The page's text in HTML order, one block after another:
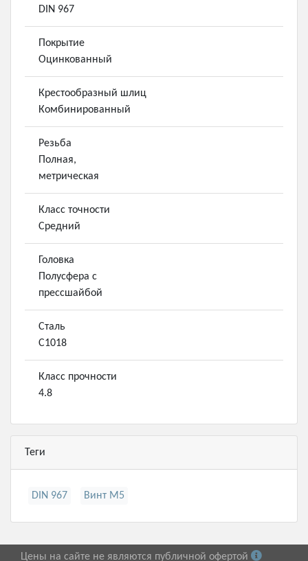
DIN 967
Покрытие
Оцинкованный
Крестообразный шлиц
Комбинированный
Резьба
Полная,
метрическая
Класс точности
Средний
Головка
Полусфера с
прессшайбой
Сталь
С1018
Класс прочности
4.8
Теги
DIN 967 Винт М5
Цены на сайте не являются публичной офертой